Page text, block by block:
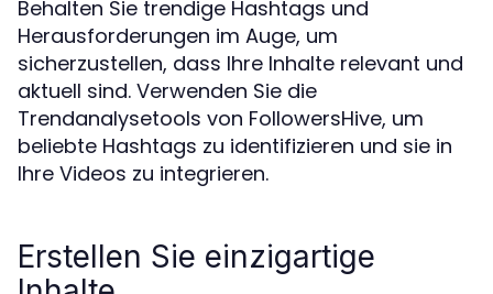
Behalten Sie trendige Hashtags und
Herausforderungen im Auge, um
sicherzustellen, dass Ihre Inhalte relevant und
aktuell sind. Verwenden Sie die
Trendanalysetools von FollowersHive, um
beliebte Hashtags zu identifizieren und sie in
Ihre Videos zu integrieren.
Erstellen Sie einzigartige